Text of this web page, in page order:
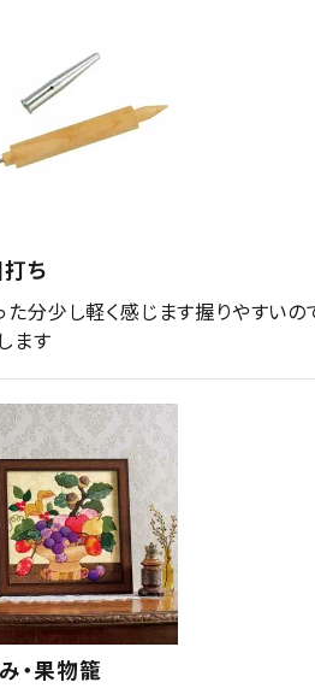
ち
た分少し軽く感じます握りやすい
ます
・果物籠